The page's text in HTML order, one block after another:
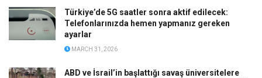
Türkiye’de 5G saatler sonra aktif edilecek:
Telefonlarınızda hemen yapmanız gereken
ayarlar
MARCH 31, 2026
ABD ve İsrail’in başlattığı savaş üniversitelere